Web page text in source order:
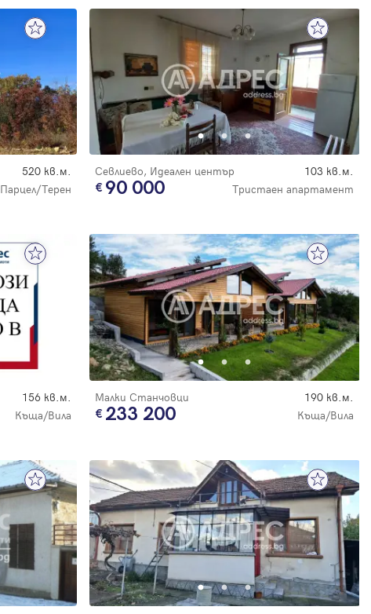
520 кв.м.
Парцел/Терен
Севлиево, Идеален център 103 кв.м.
90 000 Тристаен апартамент
156 кв.м.
Къща/Вила
Малки Станчовци 190 кв.м.
233 200 Къща/Вила